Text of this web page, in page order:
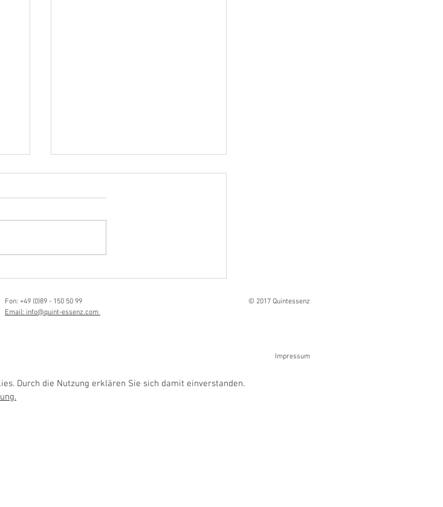
Fon: +49 (0)89 - 150 50 99
Email: info@quint-essenz.com
© 2017 Quintessenz
Impressum
Durch die Nutzung erklären Sie sich damit einverstanden.